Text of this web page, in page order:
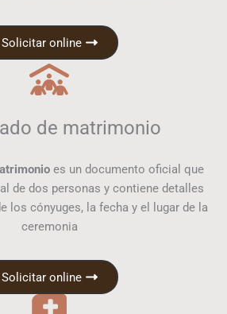
Solicitar online
de matrimonio
es un documento oficial que
de dos personas y contiene detalles
los cónyuges, la fecha y el lugar de la
ceremonia
Solicitar online